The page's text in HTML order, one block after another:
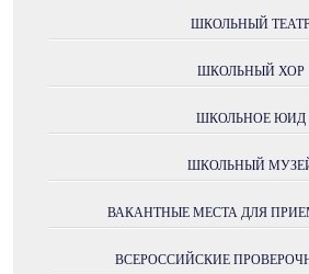
ШКОЛЬНЫЙ
ШКОЛЬНЫЙ ХОР
ШКОЛЬНОЕ ЮИД
ШКОЛЬНЫЙ
ВАКАНТНЫЕ МЕСТА ДЛЯ
ВСЕРОССИЙСКИЕ